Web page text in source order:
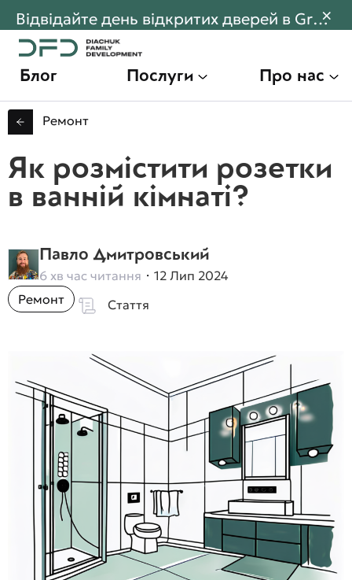
Відвідайте день відкритих дверей в Gran Montaña! Переходьте щоб дізнатися більше
×
Блог Послуги Про нас
Ремонт
Як розмістити розетки
в ванній кімнаті?
Павло Дмитровський
6 хв час читання
12 Лип 2024
Ремонт
Стаття